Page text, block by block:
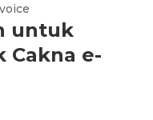
untuk
Cakna e-